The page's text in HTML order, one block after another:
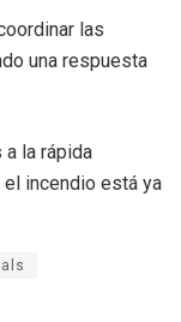
las
una respuesta
a la rápida
incendio está ya